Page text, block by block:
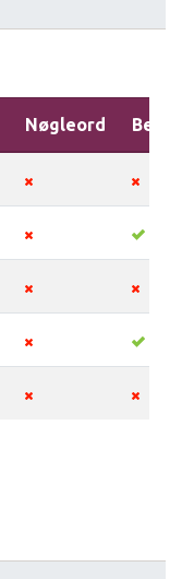
Nøgleord